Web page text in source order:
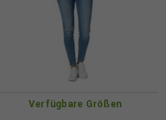
Verfügbare Größen